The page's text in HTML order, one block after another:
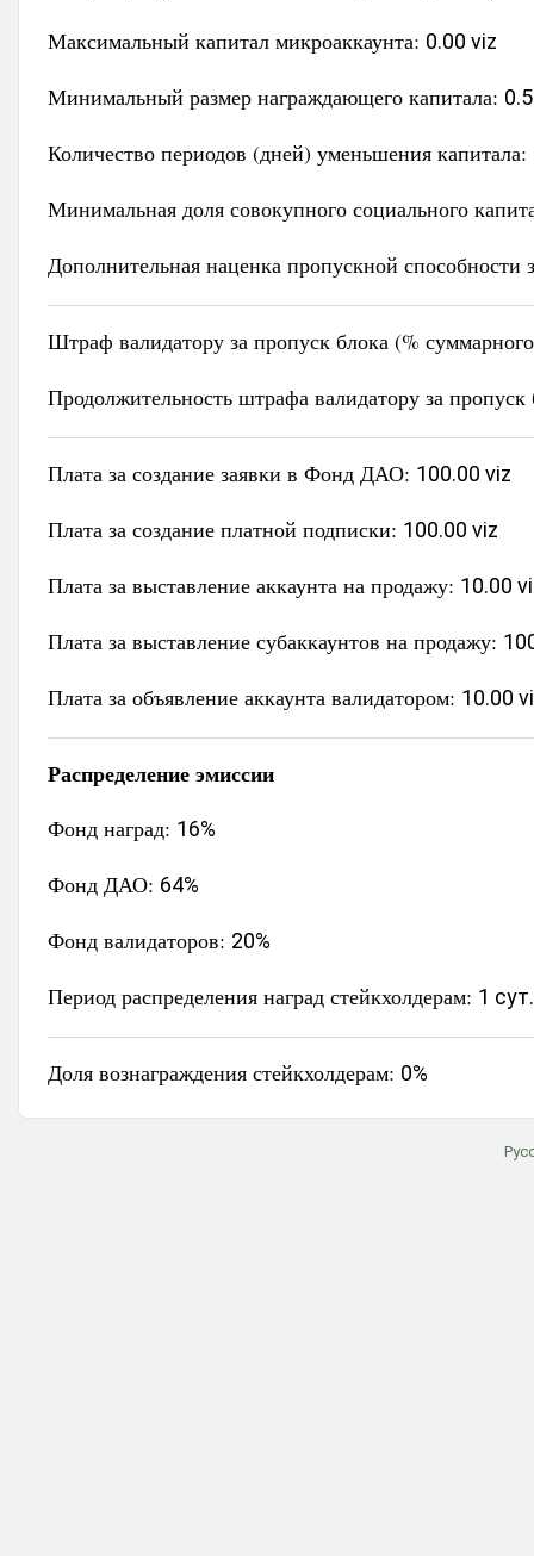
Максимальный капитал микроаккаунта: 0.00 viz
Минимальный размер награждающего капитала:
Количество периодов (дней) уменьшения капитала:
Минимальная доля совокупного социального
Дополнительная наценка пропускной
Штраф валидатору за пропуск блока (%
Продолжительность штрафа валидатору за
Плата за создание заявки в Фонд ДАО: 100.00 viz
Плата за создание платной подписки: 100.00 viz
Плата за выставление аккаунта на продажу: 10.00
Плата за выставление субаккаунтов на продажу:
Плата за объявление аккаунта валидатором: 10.00
Распределение эмиссии
Фонд наград: 16%
Фонд ДАО: 64%
Фонд валидаторов: 20%
Период распределения наград стейкхолдерам: 1 сут.
Доля вознаграждения стейкхолдерам: 0%